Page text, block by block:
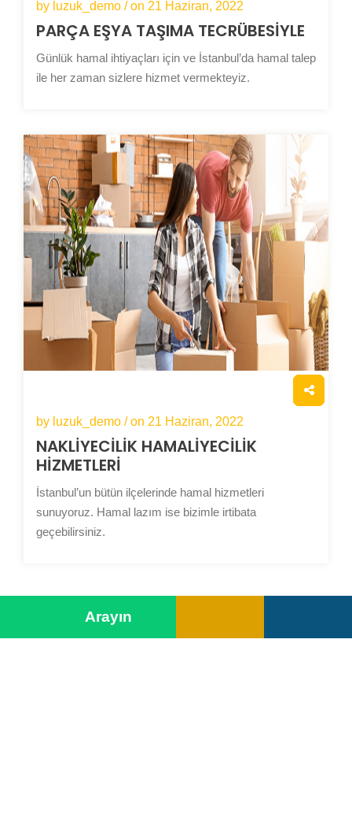
by luzuk_demo / on 21 Haziran, 2022
PARÇA EŞYA TAŞIMA TECRÜBESİYLE
Günlük hamal ihtiyaçları için ve İstanbul’da hamal talep
ile her zaman sizlere hizmet vermekteyiz.
by luzuk_demo / on 21 Haziran, 2022
NAKLİYECİLİK HAMALİYECİLİK
HİZMETLERİ
İstanbul’un bütün ilçelerinde hamal hizmetleri
sunuyoruz. Hamal lazım ise bizimle irtibata
geçebilirsiniz.
Arayın